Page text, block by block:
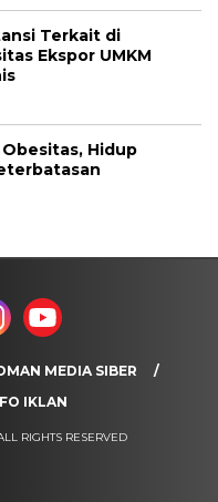
Terkait di
Ekspor UMKM
Hidup
MEDIA SIBER
IKLAN
RIGHTS RESERVED